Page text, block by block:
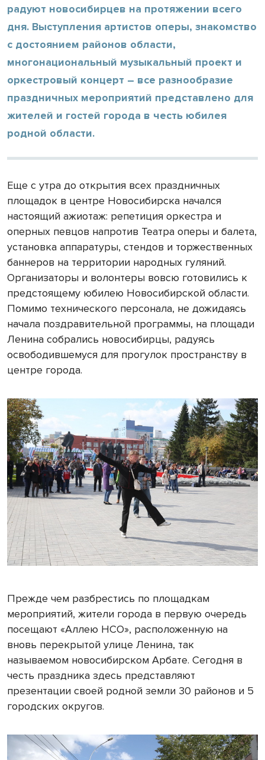
радуют новосибирцев на протяжении всего
дня. Выступления артистов оперы, знакомство
с достоянием районов области,
многонациональный музыкальный проект и
оркестровый концерт – все разнообразие
праздничных мероприятий представлено для
жителей и гостей города в честь юбилея
родной области.
Еще с утра до открытия всех праздничных
площадок в центре Новосибирска начался
настоящий ажиотаж: репетиция оркестра и
оперных певцов напротив Театра оперы и балета,
установка аппаратуры, стендов и торжественных
баннеров на территории народных гуляний.
Организаторы и волонтеры вовсю готовились к
предстоящему юбилею Новосибирской области.
Помимо технического персонала, не дожидаясь
начала поздравительной программы, на площади
Ленина собрались новосибирцы, радуясь
освободившемуся для прогулок пространству в
центре города.
Прежде чем разбрестись по площадкам
мероприятий, жители города в первую очередь
посещают «Аллею НСО», расположенную на
вновь перекрытой улице Ленина, так
называемом новосибирском Арбате. Сегодня в
честь праздника здесь представляют
презентации своей родной земли 30 районов и 5
городских округов.